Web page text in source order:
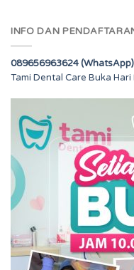
INFO DAN
089656963624 (WhatsApp)
Tami Dental Care Buka